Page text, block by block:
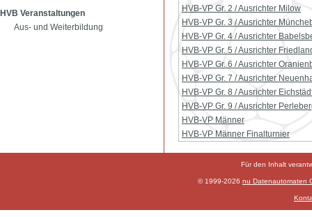
HVB Veranstaltungen
Aus- und Weiterbildung
HVB-VP Gr. 2 / Ausrichter Milow
HVB-VP Gr. 3 / Ausrichter
HVB-VP Gr. 4 / Ausrichter
HVB-VP Gr. 5 / Ausrichter
HVB-VP Gr. 6 / Ausrichter
HVB-VP Gr. 7 / Ausrichter
HVB-VP Gr. 8 / Ausrichter
HVB-VP Gr. 9 / Ausrichter
HVB-VP Männer
HVB-VP Männer Finalturnier
Für den Inhalt
© 1999-2026 nu Datenautomaten